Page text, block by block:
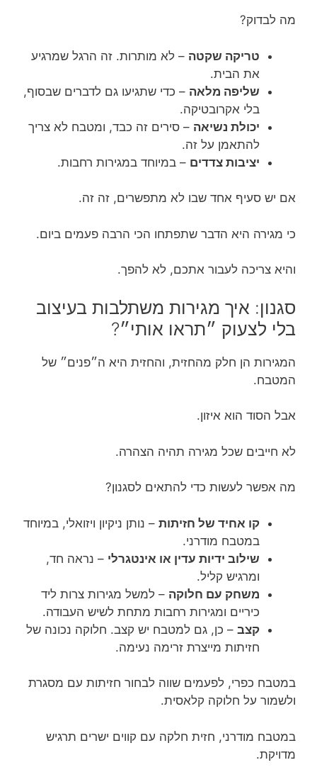
מה לבדוק?
טריקה שקטה – לא מותרות. זה הרגל שמרגיע
את הבית.
שליפה מלאה – כדי שתגיעו גם לדברים שבסוף,
בלי אקרובטיקה.
יכולת נשיאה – סירים זה כבד, ומטבח לא צריך
להתאמן על זה.
יציבות צדדים – במיוחד במגירות רחבות.
אם יש סעיף אחד שבו לא מתפשרים, זה זה.
כי מגירה היא הדבר שתפתחו הכי הרבה פעמים ביום.
והיא צריכה לעבור אתכם, לא להפך.
סגנון: איך מגירות משתלבות בעיצוב
בלי לצעוק ״תראו אותי״?
המגירות הן חלק מהחזית, והחזית היא ה״פנים״ של
המטבח.
אבל הסוד הוא איזון.
לא חייבים שכל מגירה תהיה הצהרה.
מה אפשר לעשות כדי להתאים לסגנון?
קו אחיד של חזיתות – נותן ניקיון ויזואלי, במיוחד
במטבח מודרני.
שילוב ידיות עדין או אינטגרלי – נראה חד,
ומרגיש קליל.
משחק עם חלוקה – למשל מגירות צרות ליד
כיריים ומגירות רחבות מתחת לשיש העבודה.
קצב – כן, גם למטבח יש קצב. חלוקה נכונה של
חזיתות מייצרת זרימה נעימה.
במטבח כפרי, לפעמים שווה לבחור חזיתות עם מסגרת
ולשמור על חלוקה קלאסית.
במטבח מודרני, חזית חלקה עם קווים ישרים תרגיש
מדויקת.